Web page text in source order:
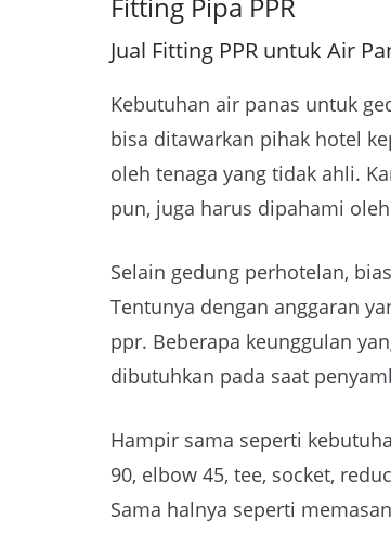
Jual Fitting PPR untuk Air
Kebutuhan air panas untuk
bisa ditawarkan pihak hotel
oleh tenaga yang tidak ahli.
pun, juga harus dipahami
Selain gedung perhotelan,
Tentunya dengan anggaran
ppr. Beberapa keunggulan
dibutuhkan pada saat
Hampir sama seperti
90, elbow 45, tee, socket,
Sama halnya seperti